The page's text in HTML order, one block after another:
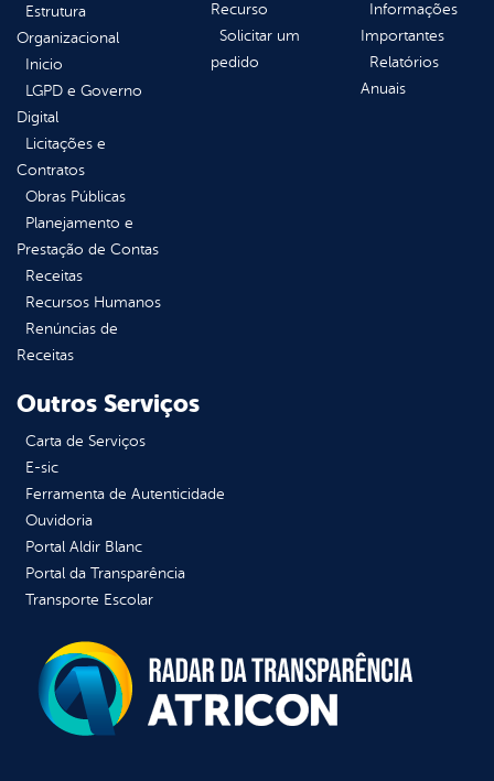
Estrutura
Organizacional
Inicio
LGPD e Governo
Digital
Licitações e
Contratos
Obras Públicas
Planejamento e
Prestação de Contas
Receitas
Recursos Humanos
Renúncias de
Receitas
Recurso
Solicitar um
pedido
Informações
Importantes
Relatórios
Anuais
Outros Serviços
Carta de Serviços
E-sic
Ferramenta de Autenticidade
Ouvidoria
Portal Aldir Blanc
Portal da Transparência
Transporte Escolar